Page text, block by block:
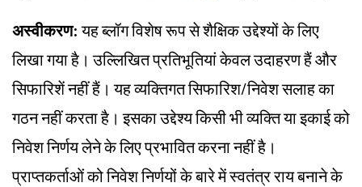
अस्वीकरण: यह ब्लॉग विशेष रूप से शैक्षिक उद्देश्यों के लिए
लिखा गया है। उल्लिखित प्रतिभूतियां केवल उदाहरण हैं और
सिफारिशें नहीं हैं। यह व्यक्तिगत सिफारिश/निवेश सलाह का
गठन नहीं करता है। इसका उद्देश्य किसी भी व्यक्ति या इकाई को
निवेश निर्णय लेने के लिए प्रभावित करना नहीं है।
प्राप्तकर्ताओं को निवेश निर्णयों के बारे में स्वतंत्र राय बनाने के